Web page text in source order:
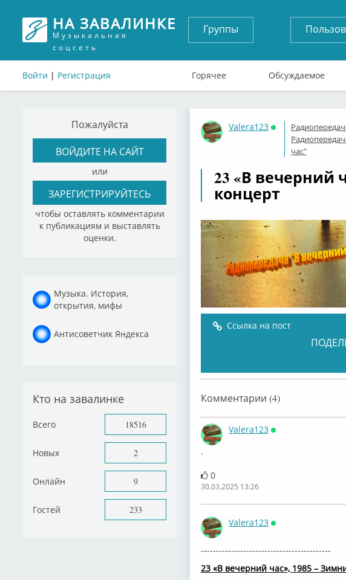
НА ЗАВАЛИНКЕ
Музыкальная
соцсеть
Войти | Регистрация
Группы
Горячее Обсуждаемое
Пожалуйста
ВОЙДИТЕ НА САЙТ
или
ЗАРЕГИСТРИРУЙТЕСЬ
чтобы оставлять комментарии
к публикациям и выставлять
оценки.
Музыка. История,
открытия, мифы
Антисоветчик Яндекса
Кто на завалинке
Всего 18516
Новых 2
Онлайн 9
Гостей 233
Valera123
Онлайн
час"
23 «В вечерний
концерт
Ссылка на пост
Комментарии (4)
Valera123
.
0
30.03.2025 13:26
Valera123
-------------------------------------------
23 «В вечерний час», 1985 –